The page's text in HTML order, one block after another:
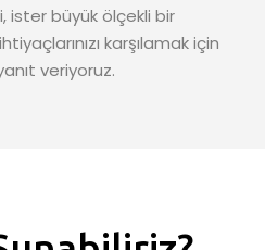
ister büyük ölçekli bir
karşılamak için
veriyoruz.